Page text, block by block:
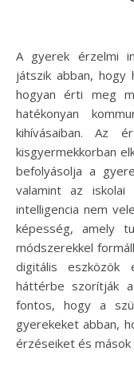
A gyerek érzelmi intelligenciája meghatározó szerepet
játszik abban, hogy
hogyan érti meg
hatékonyan
kihívásaiban. Az
kisgyermekkorban
befolyásolja a
valamint az iskolai
intelligencia nem
képesség, amely
módszerekkel
digitális eszközök
háttérbe szorítják
fontos, hogy a
gyerekeket abban,
érzéseiket és